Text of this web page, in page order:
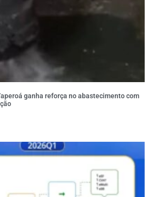
ganha reforça no abastecimento com